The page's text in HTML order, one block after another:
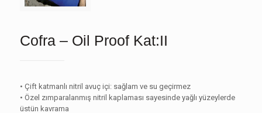
Cofra – Oil Proof Kat:II
• Çift katmanlı nitril avuç içi: sağlam ve su geçirmez
• Özel zımparalanmış nitril kaplaması sayesinde yağlı yüzeylerde
üstün kavrama